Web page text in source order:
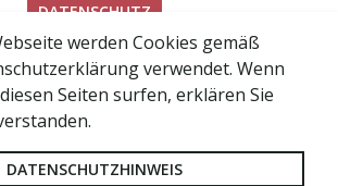
werden Cookies gemäß
verwendet. Wenn
Seiten surfen, erklären Sie
DATENSCHUTZHINWEIS
DATENSCHUTZ
SITEMAP